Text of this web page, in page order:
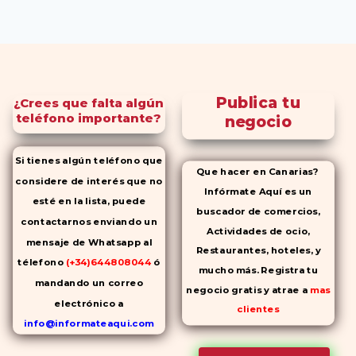
¿Crees que falta algún
teléfono importante?
Si tienes algún teléfono que
considere de interés que no
esté en la lista, puede
contactarnos enviando un
mensaje de Whatsapp al
télefono (+34)644808044 ó
mandando un correo
electrónico a
info@informateaqui.com
Mientras que antes la
Publica tu
negocio
Que hacer en Canarias?
Infórmate Aquí es un
buscador de comercios,
Actividades de ocio,
Restaurantes, hoteles, y
mucho más. Registra tu
negocio gratis y atrae a mas
clientes